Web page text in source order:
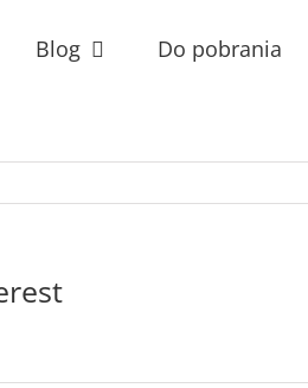
Blog Do pobrania